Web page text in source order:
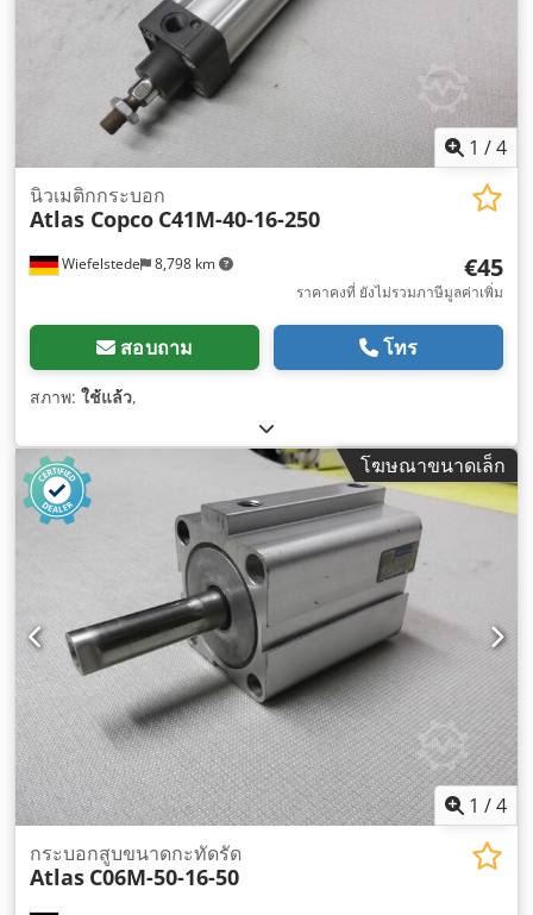
1 /4
Wiefelstede 8,798 km
นิวเมติกกระบอก
Atlas Copco C41M-40-16-250
€45
ราคาคงที่ ยังไม่รวมภาษีมูลค่าเพิ่ม
สอบถาม โทร
สภาพ: ใช้แล้ว,
โฆษณาขนาดเล็ก
1 /4
กระบอกสูบขนาดกะทัดรัด
Atlas C06M-50-16-50